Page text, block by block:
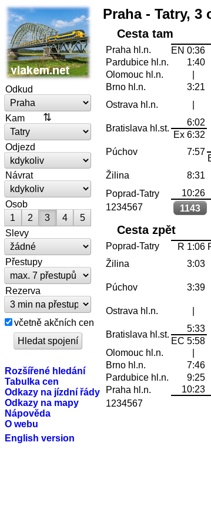
Odkud
Kam
Odjezd
Návrat
Osob
1
2 3 4
5
Slevy
Přestupy
Rezerva
včetně akčních cen
Rozšířené hledání
Tabulka cen
Odkazy na jízdní řády
Odkazy na mapy
Nápověda
O webu
English version
Praha - Tatry, 3
Cesta tam
1234567 1143
Praha hl.n. EN 0:36
Pardubice hl.n.
1:40
Olomouc hl.n.
Brno hl.n.
3:21
Ostrava hl.n.
Bratislava hl.st.
6:02
Ex 6:32
Púchov
7:57
Žilina
8:31
Poprad-Tatry
10:26
Cesta zpět
1234567
Poprad-Tatry R 1:06
Žilina
3:03
Púchov
3:39
Ostrava hl.n.
Bratislava hl.st.
5:33
EC 5:58
Olomouc hl.n.
Brno hl.n.
7:46
Pardubice hl.n.
9:25
Praha hl.n.
10:23